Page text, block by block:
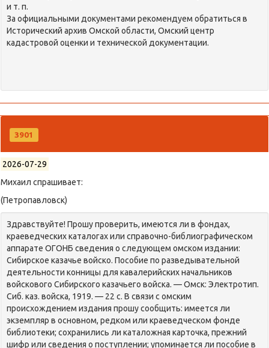
и т. п.
За официальными документами рекомендуем обратиться в
Исторический архив Омской области, Омский центр
кадастровой оценки и технической документации.
3901
2026-07-29
Михаил спрашивает:
(Петропавловск)
Здравствуйте! Прошу проверить, имеются ли в фондах,
краеведческих каталогах или справочно-библиографическом
аппарате ОГОНБ сведения о следующем омском издании:
Сибирское казачье войско. Пособие по разведывательной
деятельности конницы для кавалерийских начальников
войскового Сибирского казачьего войска. — Омск: Электротип.
Сиб. каз. войска, 1919. — 22 с. В связи с омским
происхождением издания прошу сообщить: имеется ли
экземпляр в основном, редком или краеведческом фонде
библиотеки; сохранились ли каталожная карточка, прежний
шифр или сведения о поступлении; упоминается ли пособие в